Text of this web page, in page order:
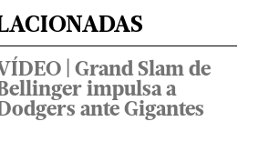
| Grand Slam de
impulsa a
ante Gigantes